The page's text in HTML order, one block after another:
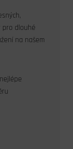
pro dlouhé
na našem